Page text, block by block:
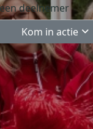
Kom in actie